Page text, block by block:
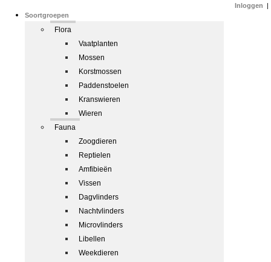
Soortgroepen
Flora
Vaatplanten
Mossen
Korstmossen
Paddenstoelen
Kranswieren
Wieren
Fauna
Zoogdieren
Reptielen
Amfibieën
Vissen
Dagvlinders
Nachtvlinders
Microvlinders
Libellen
Weekdieren
Inloggen |